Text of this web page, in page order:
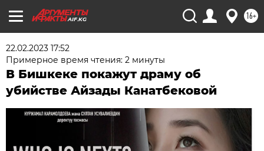
AIF.KG 16+
22.02.2023 17:52
Примерное время чтения: 2 минуты
В Бишкеке покажут драму об
убийстве Айзады Канатбековой